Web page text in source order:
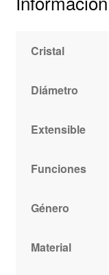
Cristal
Diámetro
Extensible
Funciones
Género
Material